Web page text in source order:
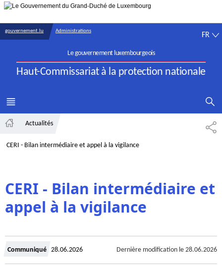
gouvernement.lu Administrations
Le gouvernement luxembourgeois
Haut-Commissariat à la protection nationale
FR
MENU
PRINCIPAL AFFICHER
Actualités
CERI - Bilan intermédiaire et appel à la vigilance
CERI - Bilan intermédiaire et
appel à la vigilance
Communiqué Crée
le
28.06.2026 Dernière modification le 28.06.2026